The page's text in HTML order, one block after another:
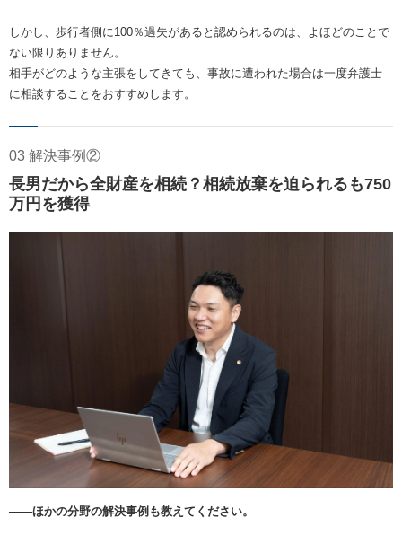
しかし、歩行者側に100％過失があると認められるのは、よほどのことで
ない限りありません。
相手がどのような主張をしてきても、事故に遭われた場合は一度弁護士
に相談することをおすすめします。
03 解決事例②
長男だから全財産を相続？相続放棄を迫られるも750
万円を獲得
――ほかの分野の解決事例も教えてください。